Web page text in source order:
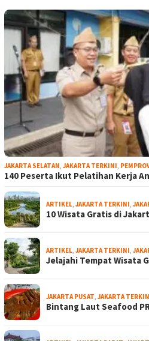
JAKARTA SELATAN, JAKARTA TERKINI,
140 Peserta Ikut Pelatihan Kerja
ARTIKEL, JAKARTA TERKINI,
10 Wisata Gratis di
ARTIKEL, JAKARTA TERKINI,
Jelajahi Tempat Wisata
JAKARTA PUSAT, JAKARTA
Bintang Laut Seafood